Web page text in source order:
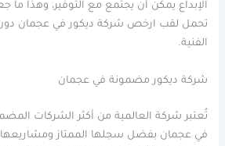
الإبداع يمكن أن يجتمع مع التوفير، وهذا ما
تحمل لقب ارخص شركة ديكور في عجمان دون
الفنية.
شركة ديكور مضمونة في عجمان
تُعتبر شركة العالمية من أكثر الشركات
في عجمان بفضل سجلها الممتاز